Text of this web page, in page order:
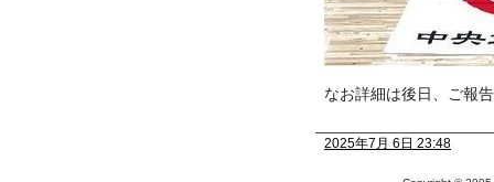
なお詳細は後日、ご報
2025年7月 6日 23:48